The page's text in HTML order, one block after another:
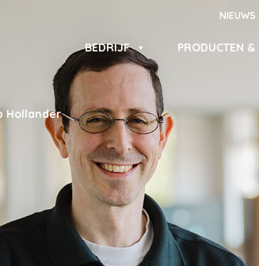
NIEUWS
BEDRIJF PRODUCTEN &
Hollander